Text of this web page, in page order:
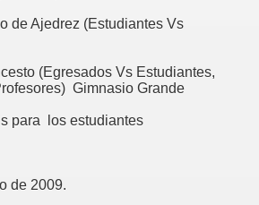
de Ajedrez (Estudiantes Vs
(Egresados Vs Estudiantes,
Gimnasio Grande
para los estudiantes
de 2009.